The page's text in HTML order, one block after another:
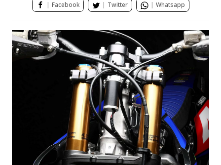
| Facebook | Twitter | Whatsapp